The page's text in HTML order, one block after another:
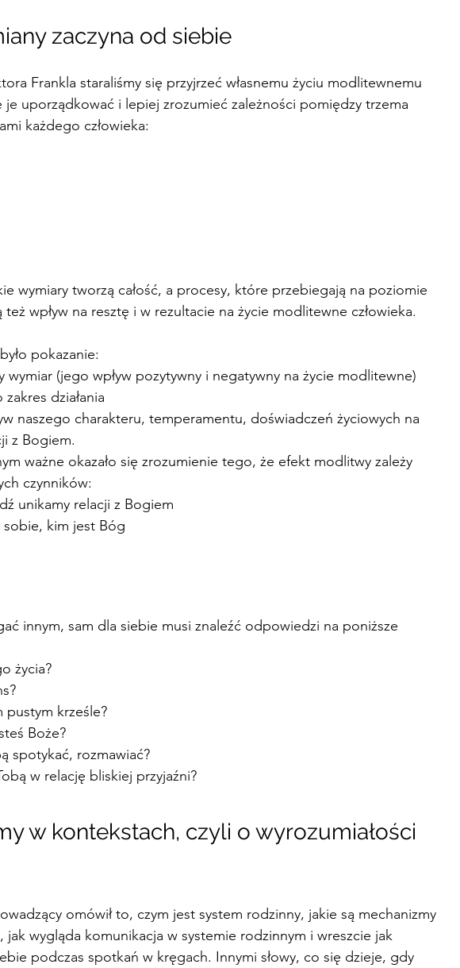
zaczyna od siebie
Frankla staraliśmy się przyjrzeć własnemu życiu modlitewnemu
uporządkować i lepiej zrozumieć zależności pomiędzy trzema
każdego człowieka:
wymiary tworzą całość, a procesy, które przebiegają na poziomie
wpływ na resztę i w rezultacie na życie modlitewne człowieka.
pokazanie:
wymiar (jego wpływ pozytywny i negatywny na życie modlitewne)
działania
naszego charakteru, temperamentu, doświadczeń życiowych na
z Bogiem.
ważne okazało się zrozumienie tego, że efekt modlitwy zależy
czynników:
unikamy relacji z Bogiem
sobie, kim jest Bóg
innym, sam dla siebie musi znaleźć odpowiedzi na poniższe
życia?
pustym krześle?
Boże?
spotykać, rozmawiać?
w relację bliskiej przyjaźni?
w kontekstach, czyli o wyrozumiałości
omówił to, czym jest system rodzinny, jakie są mechanizmy
jak wygląda komunikacja w systemie rodzinnym i wreszcie jak
podczas spotkań w kręgach. Innymi słowy, co się dzieje, gdy